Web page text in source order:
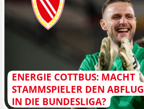
ENERGIE COTTBUS: MACHT
STAMMSPIELER DEN ABFLUG
IN DIE BUNDESLIGA?